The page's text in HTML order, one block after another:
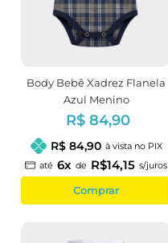
Body Bebê Xadrez Flanela
Azul Menino
R$ 84,90
R$ 84,90 à vista no PIX
até 6x de R$14,15 s/juros
Comprar